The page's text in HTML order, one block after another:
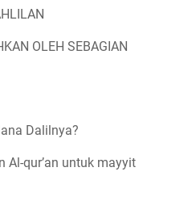
OLEH SEBAGIAN
Dalilnya?
Al-qur’an untuk mayyit